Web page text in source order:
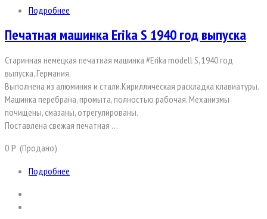
Подробнее
Печатная машинка Erika S 1940 год выпуска
Старинная немецкая печатная машинка #Erika modell S, 1940 год
выпуска, Германия.
Выполнена из алюминия и стали.Кириллическая раскладка клавиатуры.
Машинка перебрана, промыта, полностью рабочая. Механизмы
почищены, смазаны, отрегулированы.
Поставлена свежая печатная …
0Р (Продано)
Подробнее